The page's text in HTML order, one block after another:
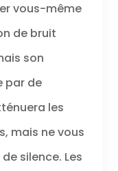
vous-même
de bruit
son
par de
les
mais ne vous
silence. Les